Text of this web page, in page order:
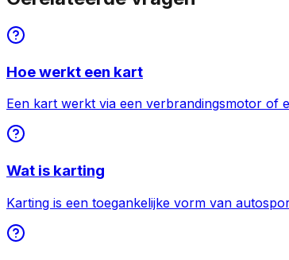
Hoe werkt een kart
Een kart werkt via een verbrandingsmotor of
Wat is karting
Karting is een toegankelijke vorm van